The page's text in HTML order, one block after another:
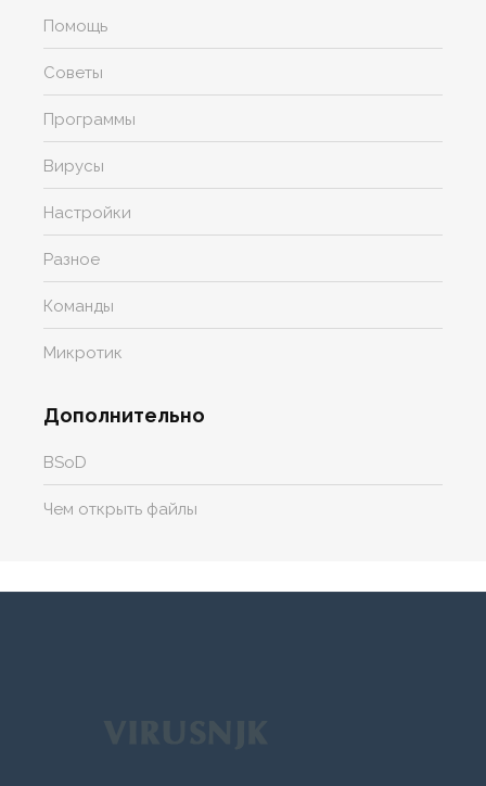
Помощь
Советы
Программы
Вирусы
Настройки
Разное
Команды
Микротик
Дополнительно
BSoD
Чем открыть файлы